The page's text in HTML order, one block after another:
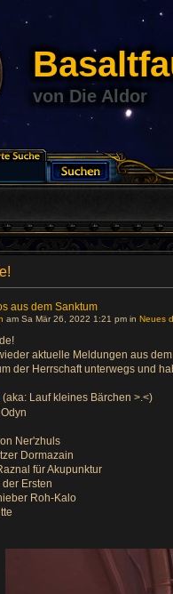
von Die Aldor
aus dem Sanktum
am Sa Mär 26, 2022 1:21 pm in Neues
aktuelle Meldungen aus
der Herrschaft unterwegs und
(aka: Lauf kleines Bärchen >.<)
Ner'zhuls
Dormazain
für Akupunktur
Ersten
Roh-Kalo